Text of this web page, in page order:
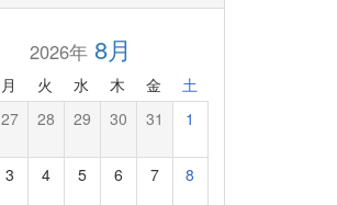
2026年 8月
月 火 水 木 金 土
27 28 29 30 31 1
3 4 5 6 7 8